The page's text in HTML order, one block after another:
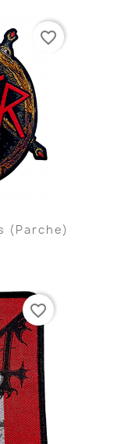
(Parche)
favorite_border
favorite_border